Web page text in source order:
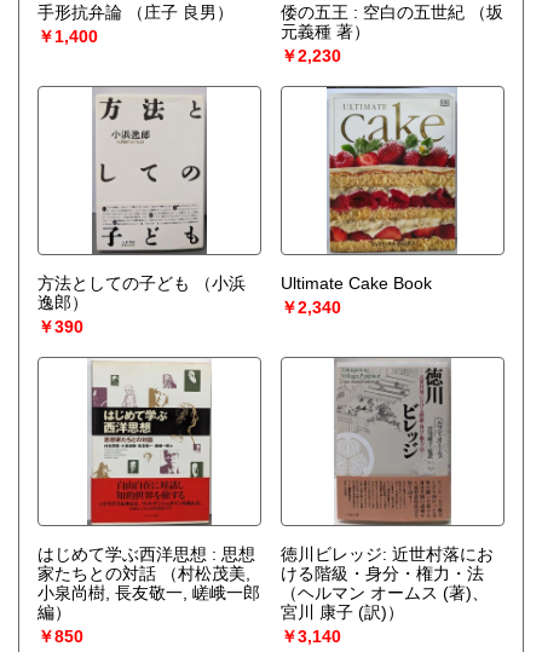
手形抗弁論
（庄子 良男）
￥1,400
倭の五王 : 空白の五世紀
（坂
元義種 著）
￥2,230
方法としての子ども
（小浜
逸郎）
￥390
Ultimate Cake Book
￥2,340
はじめて学ぶ西洋思想 : 思想
家たちとの対話
（村松茂美,
小泉尚樹, 長友敬一, 嵯峨一郎
編）
￥850
徳川ビレッジ: 近世村落にお
ける階級・身分・権力・法
（ヘルマン オームス (著)、
宮川 康子 (訳)）
￥3,140